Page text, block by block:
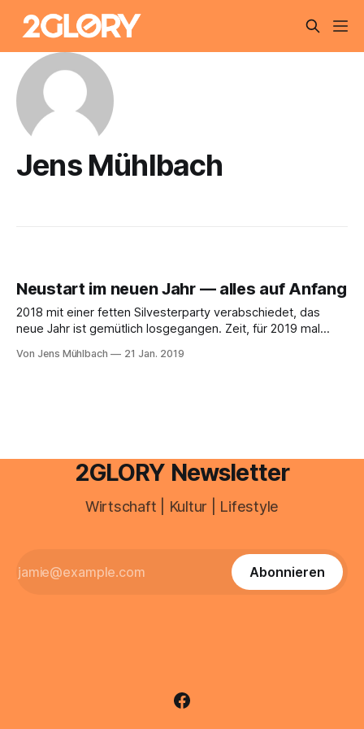
Jens Mühlbach
Neustart im neuen Jahr — alles auf Anfang
2018 mit einer fetten Silvesterparty verabschiedet, das
neue Jahr ist gemütlich losgegangen. Zeit, für 2019 mal
dieses Jahr besser laufen sollte. Dass die guten Vorsätze
Von Jens Mühlbach 21 Jan. 2019
2GLORY Newsletter
Wirtschaft | Kultur | Lifestyle
Abonnieren